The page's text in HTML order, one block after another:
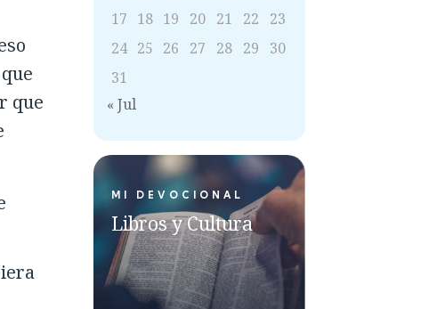
que
17 18 19 20 21 22
23
24 25 26 27 28 29
30
31
« Jul
MI DEVOCIONAL
Libros y Cultura